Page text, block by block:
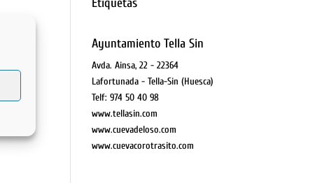
Etiquetas
Ayuntamiento Tella Sin
Avda. Ainsa, 22 - 22364
Lafortunada - Tella-Sin (Huesca)
Telf: 974 50 40 98
www.tellasin.com
www.cuevadeloso.com
www.cuevacorotrasito.com